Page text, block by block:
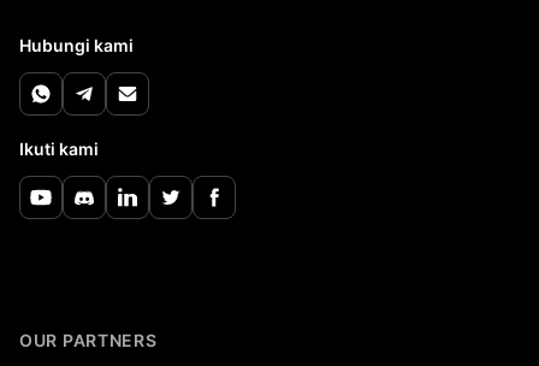
Hubungi kami
Ikuti kami
OUR PARTNERS